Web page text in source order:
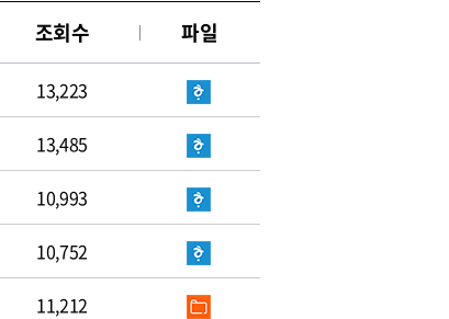
조회수 파일
13,223
13,485
10,993
10,752
11,212